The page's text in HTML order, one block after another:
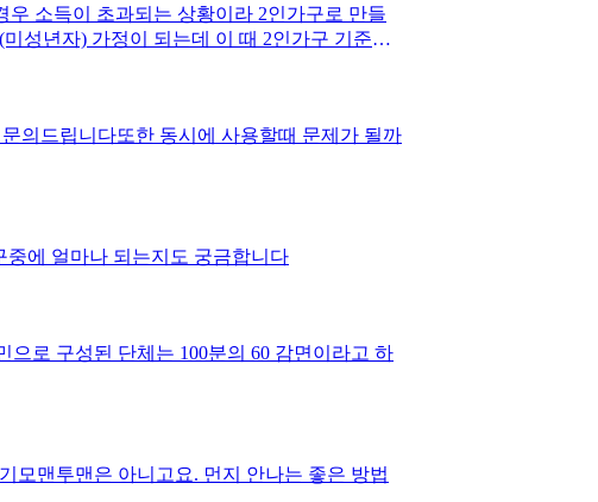
소득이 초과되는 상황이라 2인가구로 만들
성년자) 가정이 되는데 이 때 2인가구 기준으
의드립니다또한 동시에 사용할때 문제가 될까
에 얼마나 되는지도 궁금합니다
모맨투맨은 아니고요. 먼지 안나는 좋은 방법